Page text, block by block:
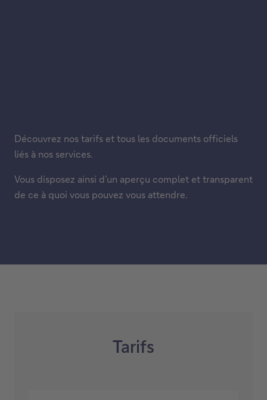
Découvrez nos tarifs et tous les documents officiels
liés à nos services.
Vous disposez ainsi d’un aperçu complet et transparent
de ce à quoi vous pouvez vous attendre.
Tarifs